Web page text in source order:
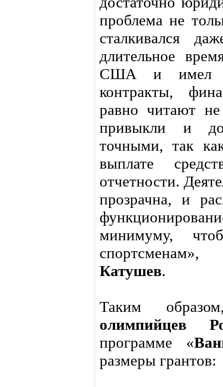
проблема не
сталкивался
длительное
США и имел
контракты,
равно читают
привыкли и
точными, так
выплате
отчетности.
прозрачна, и
минимуму,
Катушев.
Таким
олимпийцев
программе «
размеры грантов: